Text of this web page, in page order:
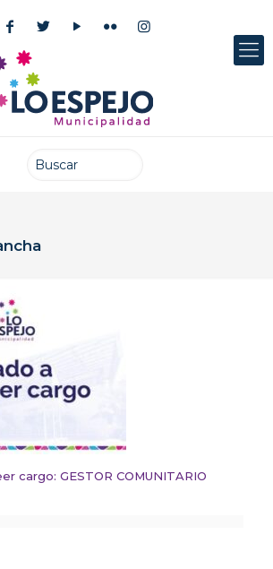
cargo: GESTOR COMUNITARIO